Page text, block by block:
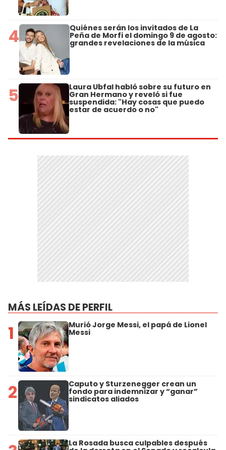
4 Quiénes serán los invitados de La
Peña de Morfi el domingo 9 de agosto:
grandes revelaciones de la música
5 Laura Ubfal habló sobre su futuro en
Gran Hermano y reveló si fue
suspendida: "Hay cosas que puedo
estar de acuerdo o no"
MÁS LEÍDAS DE PERFIL
1 Murió Jorge Messi, el papá de Lionel
Messi
2 Caputo y Sturzenegger crean un
fondo para indemnizar y “ganar”
sindicatos aliados
La Rosada busca culpables después